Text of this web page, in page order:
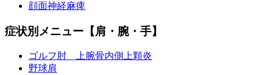
顔面神経麻痺
症状別メニュー【肩・腕・手】
ゴルフ肘 上腕骨内側上顆炎
野球肩